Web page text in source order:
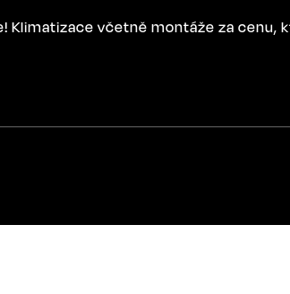
Klimatizace včetně montáže za cenu,